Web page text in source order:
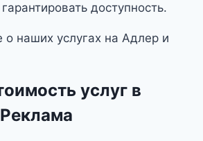
доступность.
о наших услугах на Адлер и
услуг в